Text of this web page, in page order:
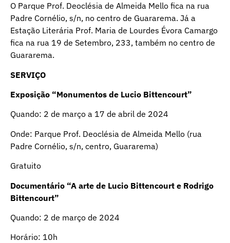
O Parque Prof. Deoclésia de Almeida Mello fica na rua
Padre Cornélio, s/n, no centro de Guararema. Já a
Estação Literária Prof. Maria de Lourdes Évora Camargo
fica na rua 19 de Setembro, 233, também no centro de
Guararema.
SERVIÇO
Exposição “Monumentos de Lucio Bittencourt”
Quando: 2 de março a 17 de abril de 2024
Onde: Parque Prof. Deoclésia de Almeida Mello (rua
Padre Cornélio, s/n, centro, Guararema)
Gratuito
Documentário “A arte de Lucio Bittencourt e Rodrigo
Bittencourt”
Quando: 2 de março de 2024
Horário: 10h